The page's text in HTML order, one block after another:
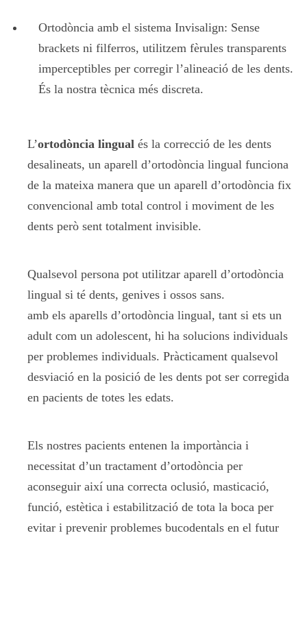
Ortodòncia amb el sistema Invisalign: Sense
brackets ni filferros, utilitzem fèrules transparents
imperceptibles per corregir l’alineació de les dents.
És la nostra tècnica més discreta.
L’ortodòncia lingual és la correcció de les dents
desalineats, un aparell d’ortodòncia lingual funciona
de la mateixa manera que un aparell d’ortodòncia fix
convencional amb total control i moviment de les
dents però sent totalment invisible.
Qualsevol persona pot utilitzar aparell d’ortodòncia
lingual si té dents, genives i ossos sans.
amb els aparells d’ortodòncia lingual, tant si ets un
adult com un adolescent, hi ha solucions individuals
per problemes individuals. Pràcticament qualsevol
desviació en la posició de les dents pot ser corregida
en pacients de totes les edats.
Els nostres pacients entenen la importància i
necessitat d’un tractament d’ortodòncia per
aconseguir així una correcta oclusió, masticació,
funció, estètica i estabilització de tota la boca per
evitar i prevenir problemes bucodentals en el futur